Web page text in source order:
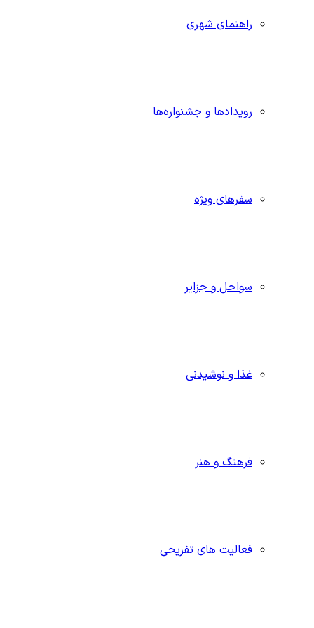
راهنمای شهری
رویدادها و جشنواره‌ها
سفرهای ویژه
سواحل و جزایر
غذا و نوشیدنی
فرهنگ و هنر
فعالیت های تفریحی